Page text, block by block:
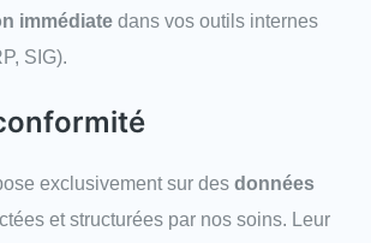
immédiate dans vos outils internes
SIG).
exclusivement sur des données
et structurées par nos soins. Leur